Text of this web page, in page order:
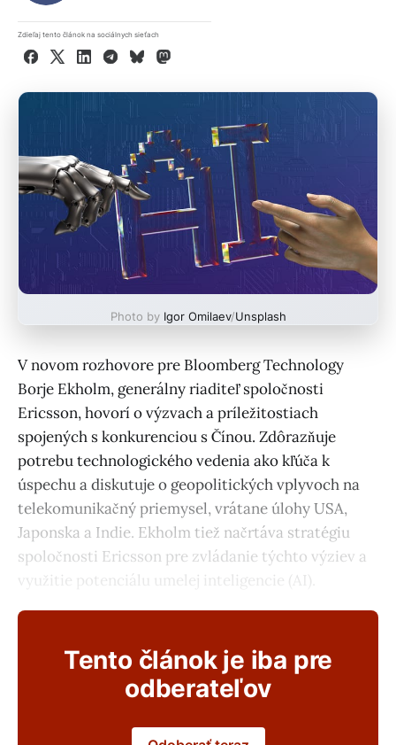
Zdieľaj tento článok na sociálnych sieťach
Facebook
X LinkedInTelegram
BlueskyMastodon
Photo by Igor Omilaev/Unsplash
V novom rozhovore pre Bloomberg Technology
Borje Ekholm, generálny riaditeľ spoločnosti
Ericsson, hovorí o výzvach a príležitostiach
spojených s konkurenciou s Čínou. Zdôrazňuje
potrebu technologického vedenia ako kľúča k
úspechu a diskutuje o geopolitických vplyvoch na
telekomunikačný priemysel, vrátane úlohy USA,
Japonska a Indie. Ekholm tiež načrtáva stratégiu
spoločnosti Ericsson pre zvládanie týchto výziev a
využitie potenciálu umelej inteligencie (AI).
Tento článok je iba pre
odberateľov